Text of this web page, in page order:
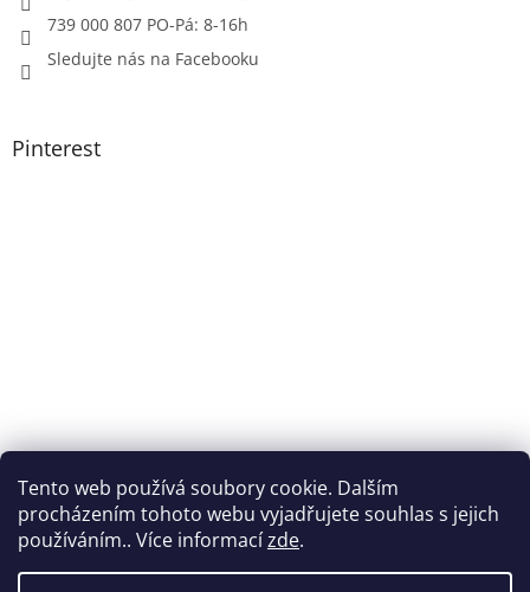
Tento web používá soubory cookie. Dalším
procházením tohoto webu vyjadřujete souhlas s jejich
používáním.. Více informacízde.
739 000 807 PO-Pá: 8-16h
Sledujte nás na Facebooku
Pinterest